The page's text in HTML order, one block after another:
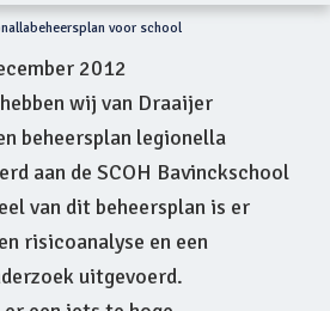
voor school
2012
wij van Draaijer
beheersplan legionella
aan de SCOH Bavinckschool
van dit beheersplan is er
risicoanalyse en een
uitgevoerd.